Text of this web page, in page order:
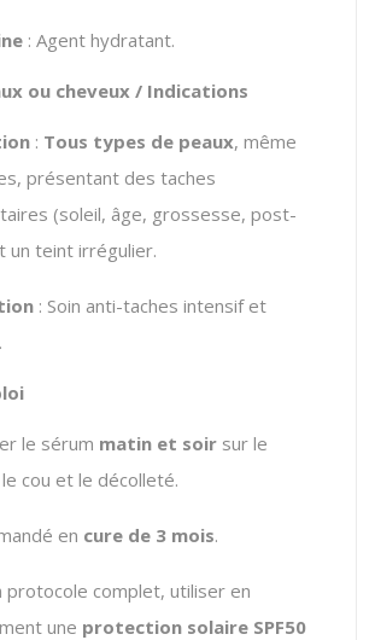
: Agent hydratant.
ou cheveux / Indications
: Tous types de peaux, même
présentant des taches
(soleil, âge, grossesse, post-
un teint irrégulier.
: Soin anti-taches intensif et
le sérum matin et soir sur le
cou et le décolleté.
en cure de 3 mois.
protocole complet, utiliser en
une protection solaire SPF50